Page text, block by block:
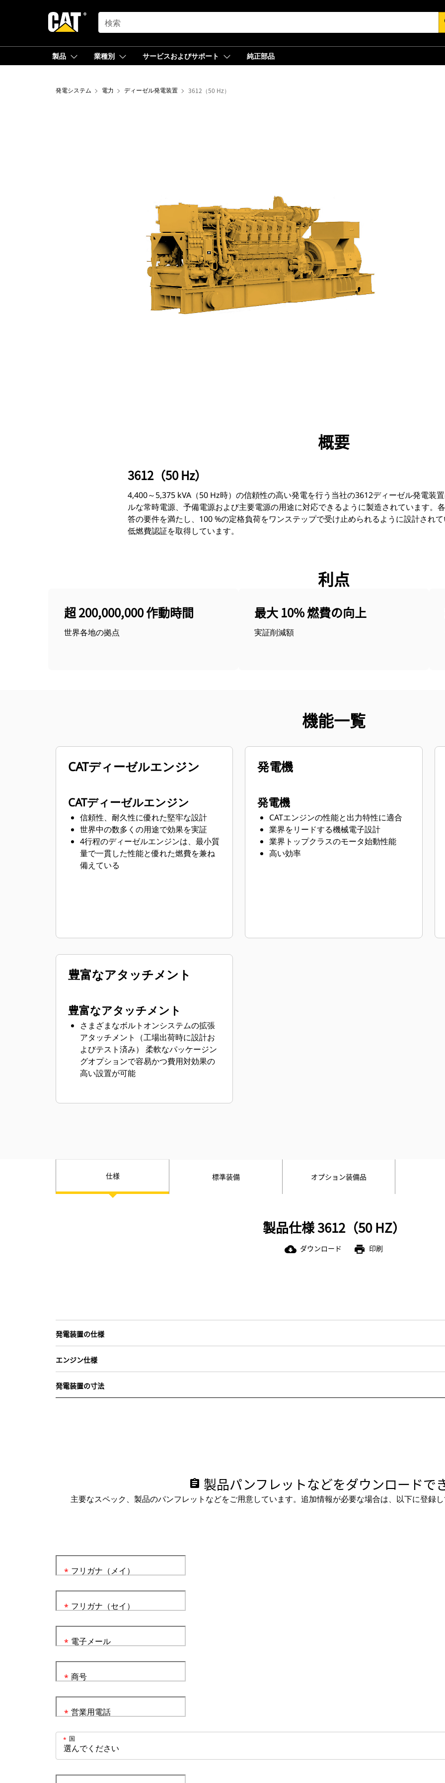
SEARCH
製品 業種別 サービスおよびサポート 純正部品
発電システム 電力 ディーゼル発電装置 3612（50 Hz）
ツアー
概要
3612（50 Hz）
4,400～5,375 kVA（50 Hz時）の信頼性の高い発電を行う当社の3612ディーゼル発電装
ルな常時電源、予備電源および主要電源の用途に対応できるように製造されています。
答の要件を満たし、100 %の定格負荷をワンステップで受け止められるように設計されて
低燃費認証を取得しています。
利点
超 200,000,000 作動時間
世界各地の拠点
最大 10% 燃費の向上
実証削減額
機能一覧
CATディーゼルエンジン
CATディーゼルエンジン
信頼性、耐久性に優れた堅牢な設計
世界中の数多くの用途で効果を実証
4行程のディーゼルエンジンは、最小質
量で一貫した性能と優れた燃費を兼ね
備えている
発電機
発電機
CATエンジンの性能と出力特性に適合
業界をリードする機械電子設計
業界トップクラスのモータ始動性能
高い効率
豊富なアタッチメント
豊富なアタッチメント
さまざまなボルトオンシステムの拡張
アタッチメント（工場出荷時に設計お
よびテスト済み） 柔軟なパッケージン
グオプションで容易かつ費用対効果の
高い設置が可能
仕様 標準装備 オプション装備品
製品仕様 3612（50 HZ）
cloud_download ダウンロード print 印刷
発電装置の仕様
エンジン仕様
発電装置の寸法
assignment 製品パンフレットなどをダウンロードで
主要なスペック、製品のパンフレットなどをご用意しています。追加情報が必要な場合は、以下に登録し
フリガナ（メイ）
*
フリガナ（セイ）
*
電子メール
*
商号
*
営業用電話
*
国
*